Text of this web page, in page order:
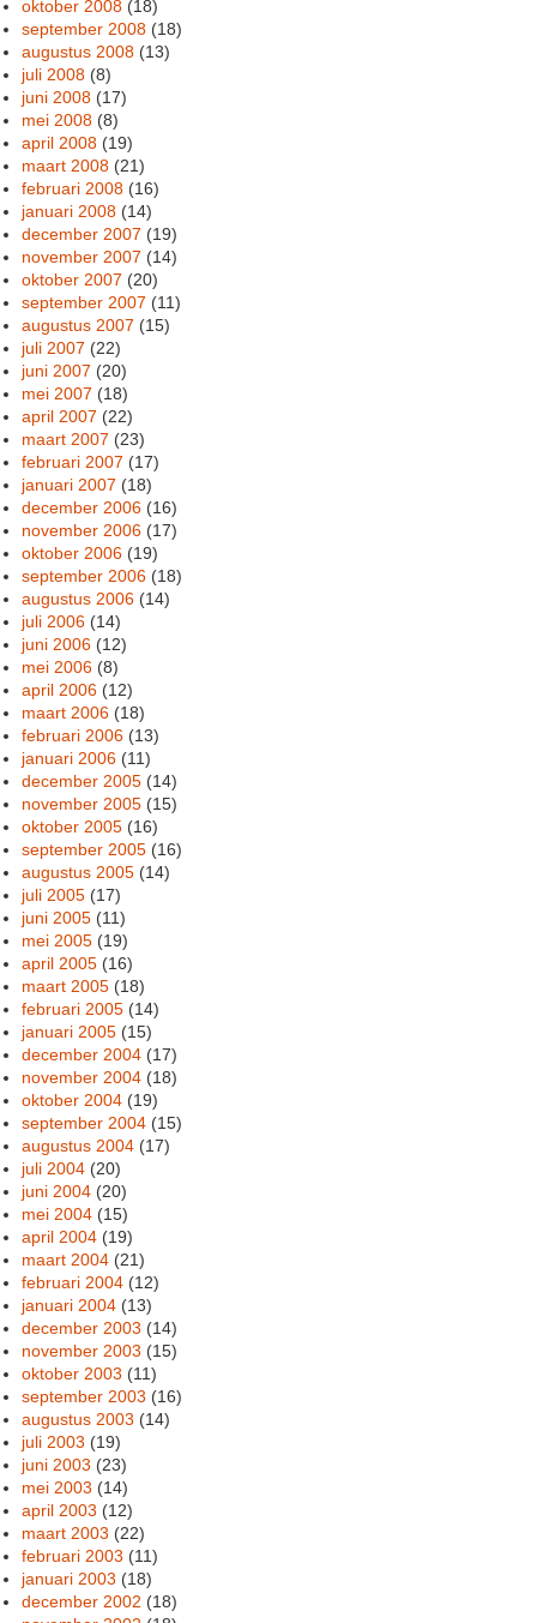
oktober 2008 (18)
september 2008 (18)
augustus 2008 (13)
juli 2008 (8)
juni 2008 (17)
mei 2008 (8)
april 2008 (19)
maart 2008 (21)
februari 2008 (16)
januari 2008 (14)
december 2007 (19)
november 2007 (14)
oktober 2007 (20)
september 2007 (11)
augustus 2007 (15)
juli 2007 (22)
juni 2007 (20)
mei 2007 (18)
april 2007 (22)
maart 2007 (23)
februari 2007 (17)
januari 2007 (18)
december 2006 (16)
november 2006 (17)
oktober 2006 (19)
september 2006 (18)
augustus 2006 (14)
juli 2006 (14)
juni 2006 (12)
mei 2006 (8)
april 2006 (12)
maart 2006 (18)
februari 2006 (13)
januari 2006 (11)
december 2005 (14)
november 2005 (15)
oktober 2005 (16)
september 2005 (16)
augustus 2005 (14)
juli 2005 (17)
juni 2005 (11)
mei 2005 (19)
april 2005 (16)
maart 2005 (18)
februari 2005 (14)
januari 2005 (15)
december 2004 (17)
november 2004 (18)
oktober 2004 (19)
september 2004 (15)
augustus 2004 (17)
juli 2004 (20)
juni 2004 (20)
mei 2004 (15)
april 2004 (19)
maart 2004 (21)
februari 2004 (12)
januari 2004 (13)
december 2003 (14)
november 2003 (15)
oktober 2003 (11)
september 2003 (16)
augustus 2003 (14)
juli 2003 (19)
juni 2003 (23)
mei 2003 (14)
april 2003 (12)
maart 2003 (22)
februari 2003 (11)
januari 2003 (18)
december 2002 (18)